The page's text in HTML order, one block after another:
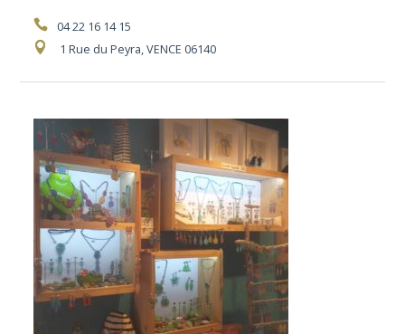
04 22 16 14 15
1 Rue du Peyra, VENCE 06140